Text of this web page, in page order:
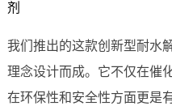
剂
我们推出的这款创新型耐水
理念设计而成。它不仅在催
在环保性和安全性方面更是